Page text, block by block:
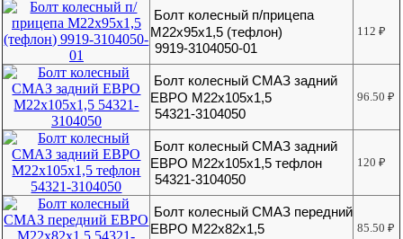
Болт колесный п/прицепа
М22х95х1,5 (тефлон)
9919-3104050-01
112₽
Болт колесный СМАЗ задний
ЕВРО М22x105x1,5
54321-3104050
96.50₽
Болт колесный СМАЗ задний
ЕВРО М22х105х1,5 тефлон
54321-3104050
120₽
Болт колесный СМАЗ передний
ЕВРО М22х82х1,5
85.50₽